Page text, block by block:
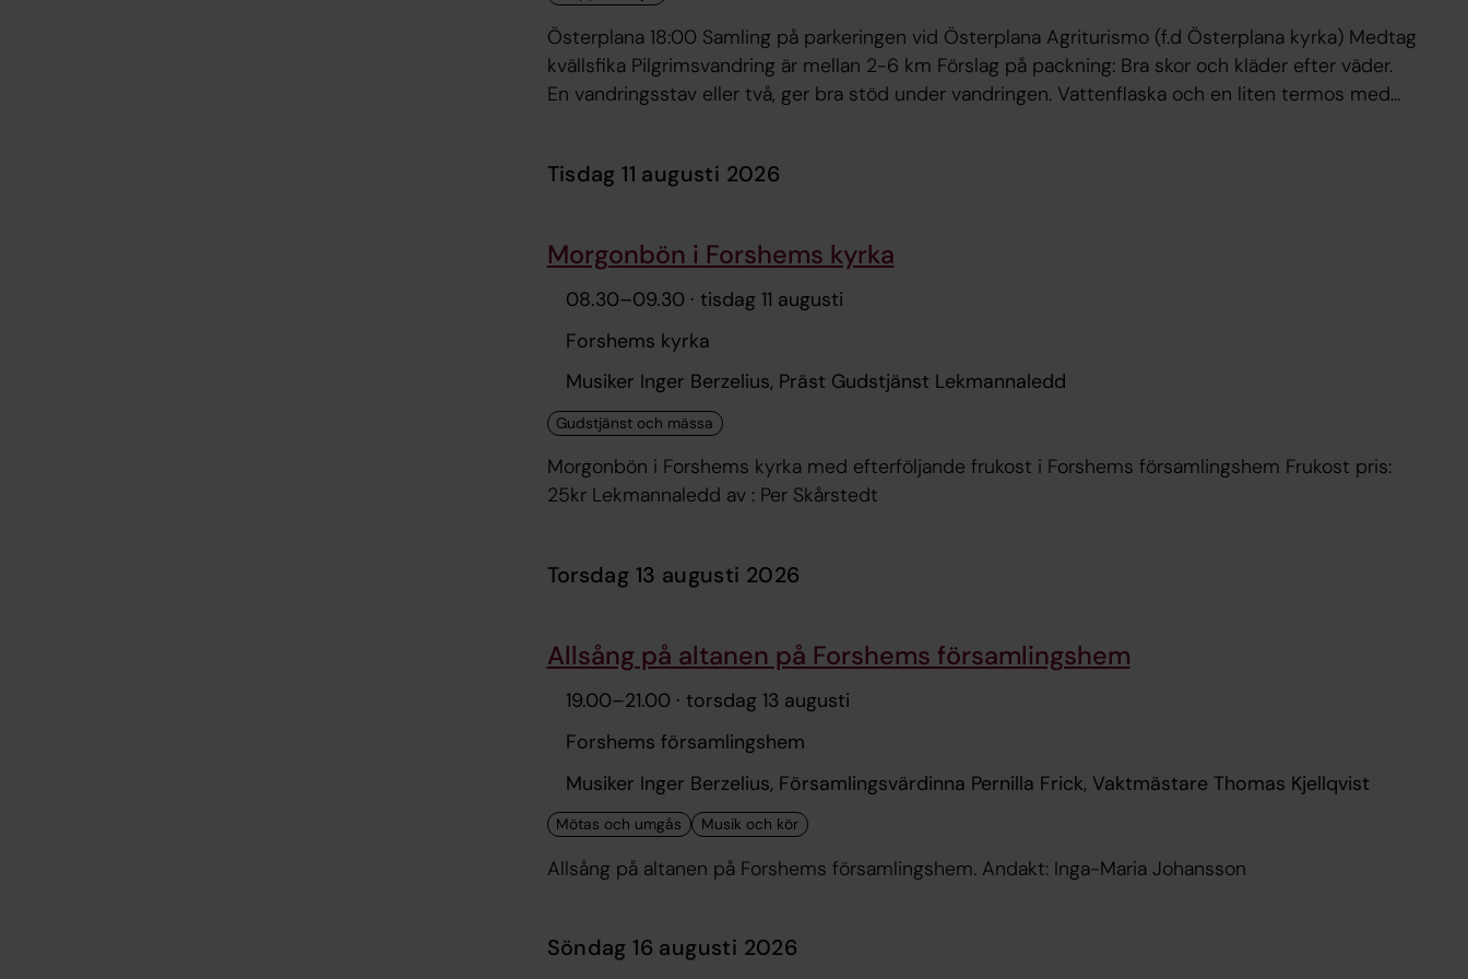
Österplana 18:00 Samling på parkeringen vid Österplana Agriturismo (f.d Österplana kyrka) Medtag
kvällsfika Pilgrimsvandring är mellan 2-6 km Förslag på packning: Bra skor och kläder efter väder.
En vandringsstav eller två, ger bra stöd under vandringen. Vattenflaska och en liten termos med
409 78 01
tisdag 11 augusti 2026
Morgonbön i Forshems kyrka
08.30–09.30 · tisdag 11 augusti
Forshems kyrka
Musiker Inger Berzelius, Präst Gudstjänst Lekmannaledd
Morgonbön i Forshems kyrka med efterföljande frukost i Forshems församlingshem Frukost pris:
25kr Lekmannaledd av : Per Skårstedt
torsdag 13 augusti 2026
Allsång på altanen på Forshems församlingshem
19.00–21.00 · torsdag 13 augusti
Forshems församlingshem
Musiker Inger Berzelius, Församlingsvärdinna Pernilla Frick, Vaktmästare Thomas Kjellqvist
Allsång på altanen på Forshems församlingshem. Andakt: Inga-Maria Johansson
söndag 16 augusti 2026